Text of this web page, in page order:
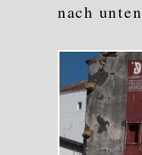
nach unten